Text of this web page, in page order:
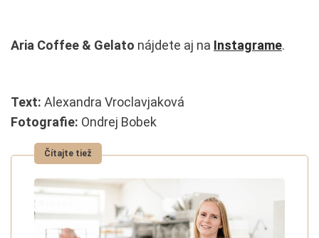
Aria Coffee & Gelato nájdete aj na Instagrame.
Text: Alexandra Vroclavjaková
Fotografie: Ondrej Bobek